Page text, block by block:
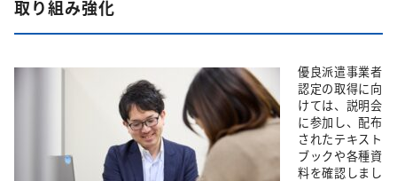
取り組み強化
優良派遣事業者
認定の取得に向
けては、説明会
に参加し、配布
されたテキスト
ブックや各種資
料を確認しまし